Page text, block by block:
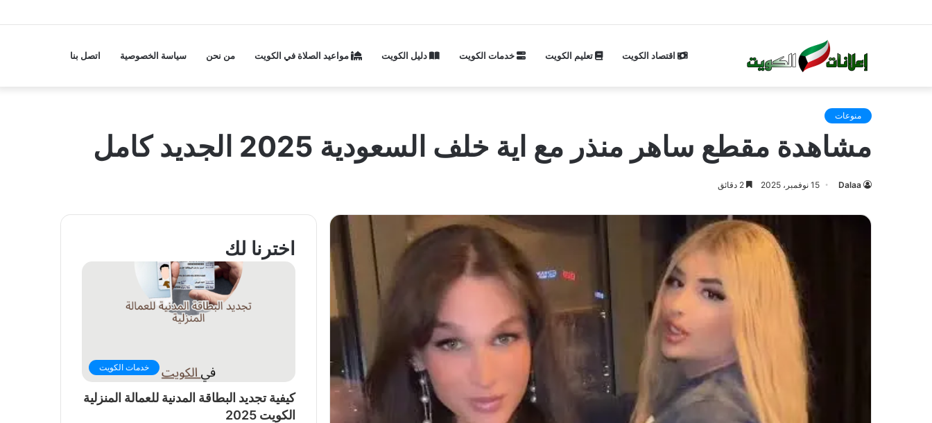
اقتصاد الكويت تعليم الكويت خدمات الكويت دليل الكويت مواعيد الصلاة في الكويت من نحن سياسة الخصوصية اتصل بنا
منوعات
مشاهدة مقطع ساهر منذر مع اية خلف السعودية 2025 الجديد كامل
Dalaa 15 نوفمبر، 2025
اخترنا لك
خدمات الكويت
كيفية تجديد البطاقة المدنية للعمالة المنزلية
الكويت 2025